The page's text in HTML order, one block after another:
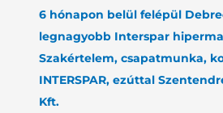
6 hónapon belül felépül
legnagyobb Interspar
Szakértelem, csapatmunka,
INTERSPAR, ezúttal
Kft.